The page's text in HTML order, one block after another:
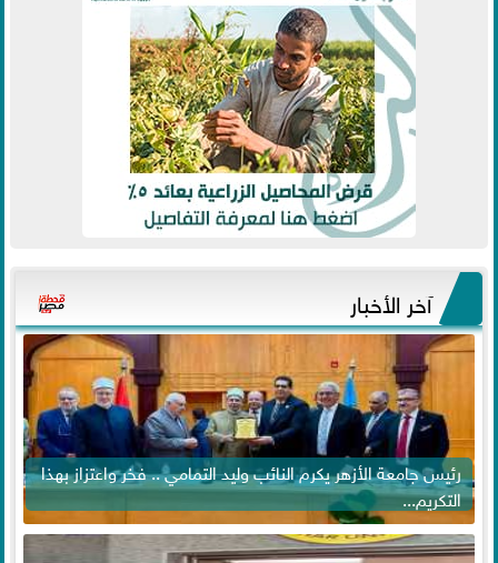
آخر الأخبار
رئيس جامعة الأزهر يكرم النائب وليد التمامي .. فخر واعتزاز بهذا
التكريم...